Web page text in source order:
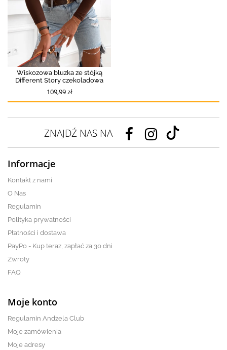
Wiskozowa bluzka ze stójką
Different Story czekoladowa
109,99 zł
ZNAJDŹ NAS NA
Informacje
Kontakt z nami
O Nas
Regulamin
Polityka prywatności
Płatności i dostawa
PayPo - Kup teraz, zapłać za 30 dni
Zwroty
FAQ
Moje konto
Regulamin Andżela Club
Moje zamówienia
Moje adresy